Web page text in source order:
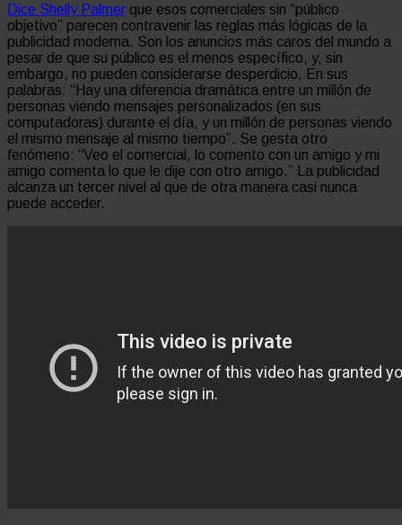
Dice Shelly Palmer que esos comerciales sin “público
objetivo” parecen contravenir las reglas más lógicas de la
publicidad moderna. Son los anuncios más caros del mundo a
pesar de que su público es el menos específico, y, sin
embargo, no pueden considerarse desperdicio. En sus
palabras: “Hay una diferencia dramática entre un millón de
personas viendo mensajes personalizados (en sus
computadoras) durante el día, y un millón de personas viendo
el mismo mensaje al mismo tiempo”. Se gesta otro
fenómeno: “Veo el comercial, lo comento con un amigo y mi
amigo comenta lo que le dije con otro amigo.” La publicidad
alcanza un tercer nivel al que de otra manera casi nunca
puede acceder.